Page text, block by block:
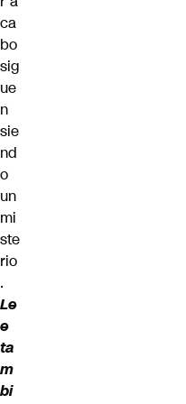
ca
bo
sig
ue
n
sie
nd
o
un
mi
ste
rio
.
Le
e
ta
m
bi